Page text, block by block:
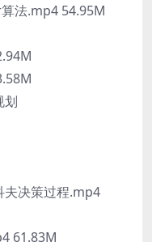
法.mp4 54.95M
划
决策过程.mp4
61.83M